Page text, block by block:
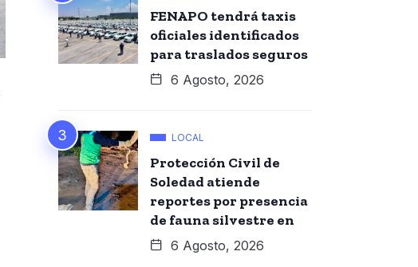
FENAPO tendrá taxis
oficiales identificados
para traslados seguros
6 Agosto, 2026
LOCAL
Protección Civil de
Soledad atiende
reportes por presencia
de fauna silvestre en
6 Agosto, 2026